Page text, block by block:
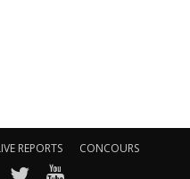
REPORTS
CONCOURS